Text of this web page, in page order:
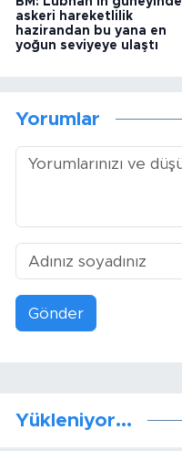
askeri hareketlilik
hazirandan bu yana en
yoğun seviyeye ulaştı
Yorumlar
Gönder
Yükleniyor...